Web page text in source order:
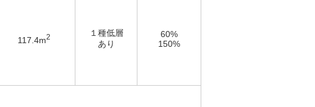
117.4m2
１種低層
あり
60%
150%